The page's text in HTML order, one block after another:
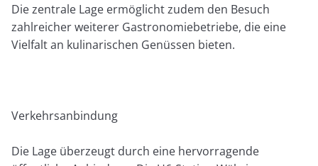
Die zentrale Lage ermöglicht zudem den Besuch
zahlreicher weiterer Gastronomiebetriebe, die eine
Vielfalt an kulinarischen Genüssen bieten. ​
Verkehrsanbindung
Die Lage überzeugt durch eine hervorragende